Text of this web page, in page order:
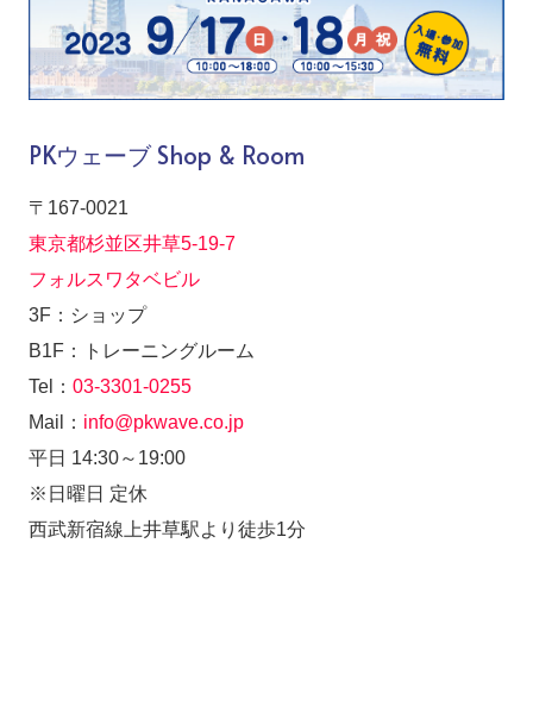
PKウェーブ Shop & Room
〒167-0021
東京都杉並区井草5-19-7
フォルスワタベビル
3F：ショップ
B1F：トレーニングルーム
Tel： 03-3301-0255
Mail： info@pkwave.co.jp
平日 14:30～19:00
※日曜日 定休
西武新宿線上井草駅より徒歩1分